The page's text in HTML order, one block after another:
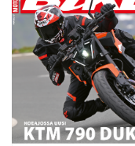
päivämatkoja”, Suikkari
kertoo. Imatranajo
kiinnostaa kovasti
ulkomaalaisia kuljettajia.
”Imatranajo…